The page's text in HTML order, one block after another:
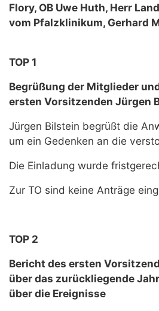
Flory, OB Uwe Huth, Herr
vom Pfalzklinikum, Gerhard
TOP 1
Begrüßung der Mitglieder
ersten Vorsitzenden Jürgen
Jürgen Bilstein begrüßt die
um ein Gedenken an die
Die Einladung wurde
Zur TO sind keine Anträge
TOP 2
Bericht des ersten
über das zurückliegende
über die Ereignisse